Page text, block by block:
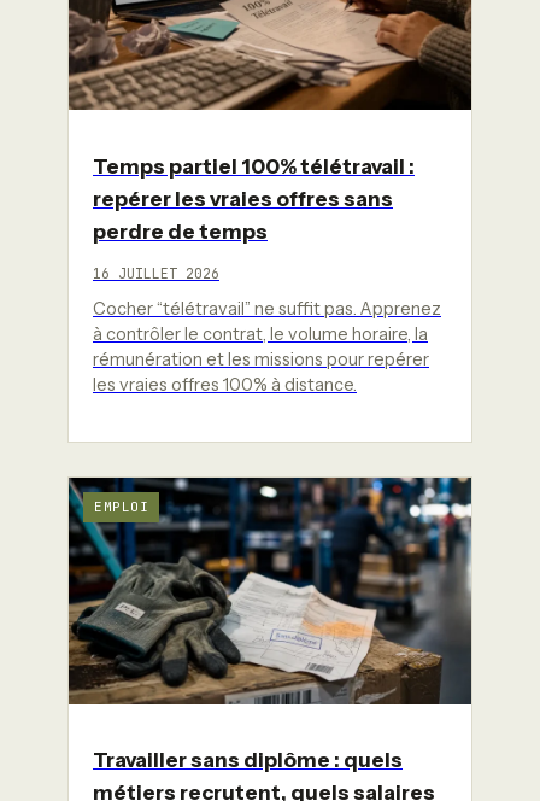
Temps partiel 100% télétravail :
repérer les vraies offres sans
perdre de temps
16 JUILLET 2026
Cocher “télétravail” ne suffit pas. Apprenez
à contrôler le contrat, le volume horaire, la
rémunération et les missions pour repérer
les vraies offres 100% à distance.
EMPLOI
Travailler sans diplôme : quels
métiers recrutent, quels salaires